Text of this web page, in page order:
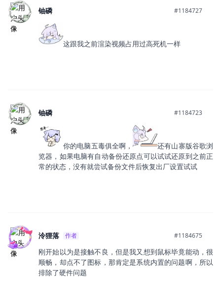
铀磷 #1184727
这跟我之前渲染视频占用过高死机一样
铀磷 #1184723
你的电脑五毒俱全啊，
还有山寨版谷歌浏
览器，如果电脑有自动备份还原点可以试试还原到之前正
常的状态，没有就尝试备份文件后恢复出厂设置试试
泠狸落 作者 #1184675
刚开始以为是接触不良，但是我又想到鼠标毕竟能动，很
顺畅，却点不了图标，那肯定是系统内置的问题啊，所以
排除了硬件问题